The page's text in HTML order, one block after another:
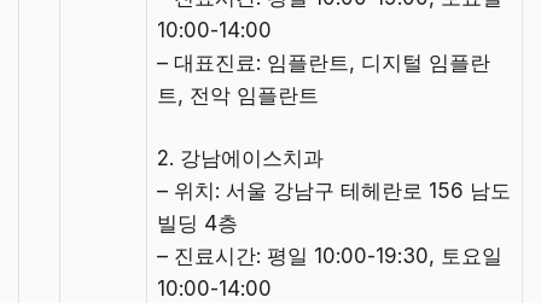
10:00-14:00
– 대표진료: 임플란트, 디지털 임플란
트, 전악 임플란트
2. 강남에이스치과
– 위치: 서울 강남구 테헤란로 156 남도
빌딩 4층
– 진료시간: 평일 10:00-19:30, 토요일
10:00-14:00